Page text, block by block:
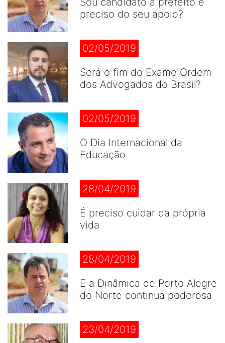
preciso do seu apoio?
02/05/2019
Será o fim do Exame Ordem
dos Advogados do Brasil?
02/05/2019
O Dia Internacional da
Educação
28/04/2019
É preciso cuidar da própria
vida
28/04/2019
E a Dinâmica de Porto Alegre
do Norte continua poderosa
23/04/2019